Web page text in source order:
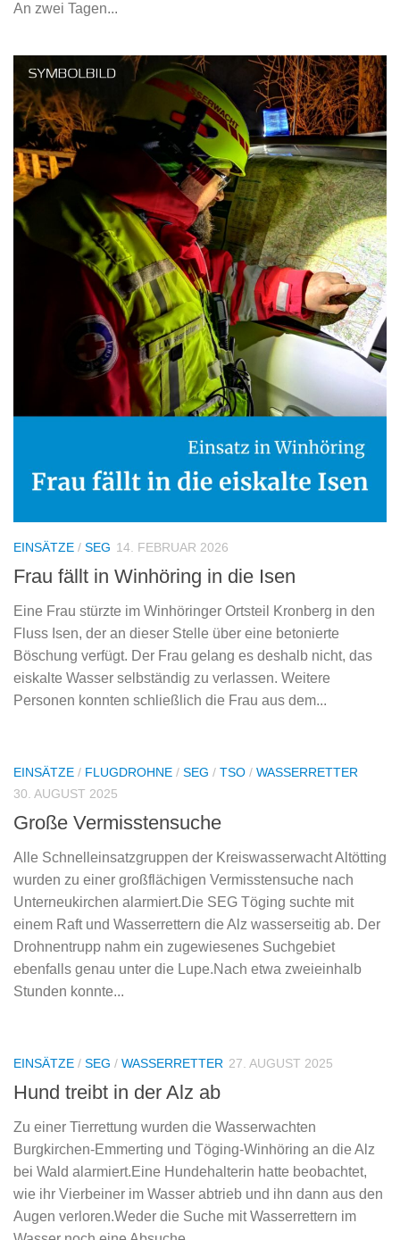
An zwei Tagen...
EINSÄTZE / SEG 14. FEBRUAR 2026
Frau fällt in Winhöring in die Isen
Eine Frau stürzte im Winhöringer Ortsteil Kronberg in den
Fluss Isen, der an dieser Stelle über eine betonierte
Böschung verfügt. Der Frau gelang es deshalb nicht, das
eiskalte Wasser selbständig zu verlassen. Weitere
Personen konnten schließlich die Frau aus dem...
EINSÄTZE / FLUGDROHNE / SEG / TSO / WASSERRETTER
30. AUGUST 2025
Große Vermisstensuche
Alle Schnelleinsatzgruppen der Kreiswasserwacht Altötting
wurden zu einer großflächigen Vermisstensuche nach
Unterneukirchen alarmiert.Die SEG Töging suchte mit
einem Raft und Wasserrettern die Alz wasserseitig ab. Der
Drohnentrupp nahm ein zugewiesenes Suchgebiet
ebenfalls genau unter die Lupe.Nach etwa zweieinhalb
Stunden konnte...
EINSÄTZE / SEG / WASSERRETTER 27. AUGUST 2025
Hund treibt in der Alz ab
Zu einer Tierrettung wurden die Wasserwachten
Burgkirchen-Emmerting und Töging-Winhöring an die Alz
bei Wald alarmiert.Eine Hundehalterin hatte beobachtet,
wie ihr Vierbeiner im Wasser abtrieb und ihn dann aus den
Augen verloren.Weder die Suche mit Wasserrettern im